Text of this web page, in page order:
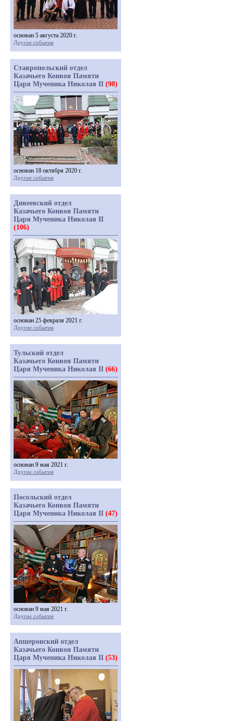
основан 5 августа 2020 г.
Другие события
Ставропольский отдел
Казачьего Конвоя Памяти
Царя Мученика Николая II (98)
основан 18 октября 2020 г.
Другие события
Дивеевский отдел
Казачьего Конвоя Памяти
Царя Мученика Николая II
(106)
основан 25 февраля 2021 г.
Другие события
Тульский отдел
Казачьего Конвоя Памяти
Царя Мученика Николая II (66)
основан 9 мая 2021 г.
Другие события
Посольский отдел
Казачьего Конвоя Памяти
Царя Мученика Николая II (47)
основан 9 мая 2021 г.
Другие события
Апшеронский отдел
Казачьего Конвоя Памяти
Царя Мученика Николая II (53)